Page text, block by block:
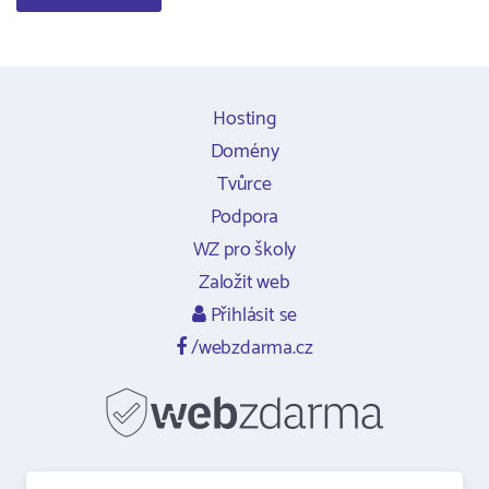
Hosting
Domény
Tvůrce
Podpora
WZ pro školy
Založit web
Přihlásit se
/webzdarma.cz